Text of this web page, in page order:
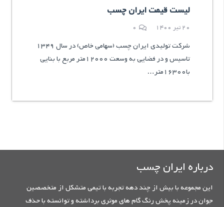
لیست قیمت ایران چسب
20 تیر 1400 0
شرکت تولیدی ایران چسب (سهامی خاص) در سال 1349
تاسیس و در فضایی به وسعت 12000متر مربع با بنایی
با16300متر…
درباره ایران چسب
این مجموعه با بیش از چند دهه تجربه با تیمی متشکل از متخصصین
جوان در زمینه پخش رنگ گام های موثری برداشته و توانسته با حذف